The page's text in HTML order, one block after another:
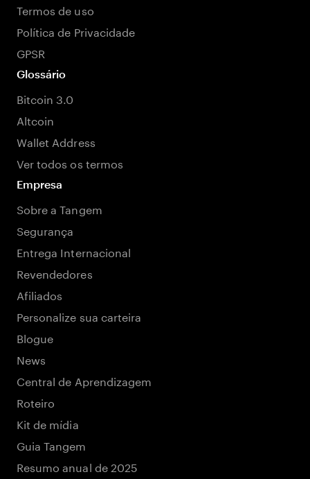
Termos de uso
Política de Privacidade
GPSR
Glossário
Bitcoin 3.0
Altcoin
Wallet Address
Ver todos os termos
Empresa
Sobre a Tangem
Segurança
Entrega Internacional
Revendedores
Afiliados
Personalize sua carteira
Blogue
News
Central de Aprendizagem
Roteiro
Kit de mídia
Guia Tangem
Resumo anual de 2025